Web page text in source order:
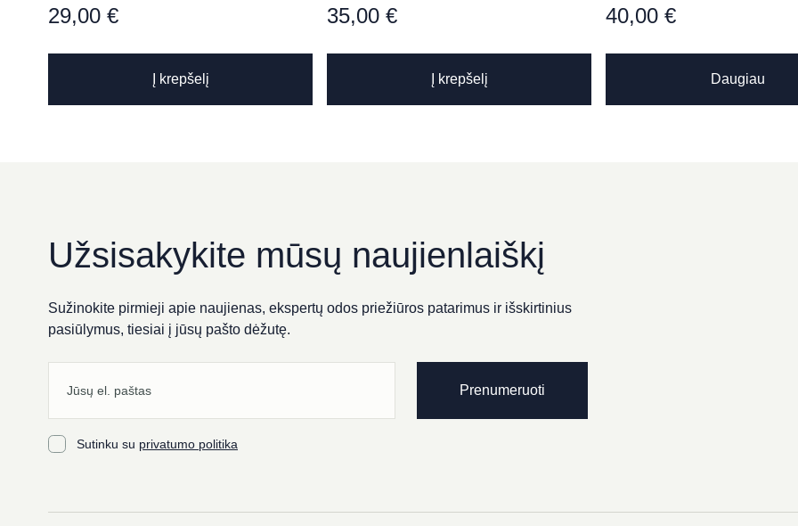
Grožio Studija „Bellucci“
Respublikos g. 38, Panevėžys
SPA PACAI
Palanga Life Balance SPA hotel
29,00 €
Į krepšelį
35,00 €
Į krepšelį
40,00 €
Daugiau
Užsisakykite mūsų naujienlaiškį
Sužinokite pirmieji apie naujienas, ekspertų odos priežiūros patarimus ir išskirtinius
pasiūlymus, tiesiai į jūsų pašto dėžutę.
Prenumeruoti
Sutinku su privatumo politika